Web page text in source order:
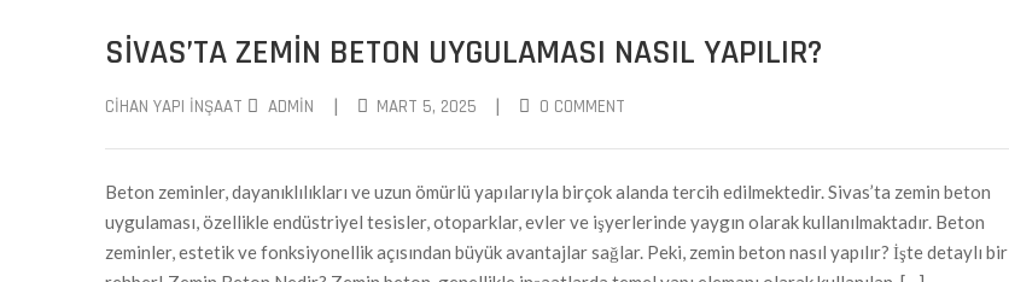
SIVAS’TA ZEMIN BETON UYGULAMASI NASIL YAPILIR?
CIHAN YAPI İNŞAAT ADMIN | MART 5, 2025 | 0 COMMENT
Beton zeminler, dayanıklılıkları ve uzun ömürlü yapılarıyla birçok alanda tercih edilmektedir. Sivas’ta zemin beton
uygulaması, özellikle endüstriyel tesisler, otoparklar, evler ve işyerlerinde yaygın olarak kullanılmaktadır. Beton
zeminler, estetik ve fonksiyonellik açısından büyük avantajlar sağlar. Peki, zemin beton nasıl yapılır? İşte detaylı bir